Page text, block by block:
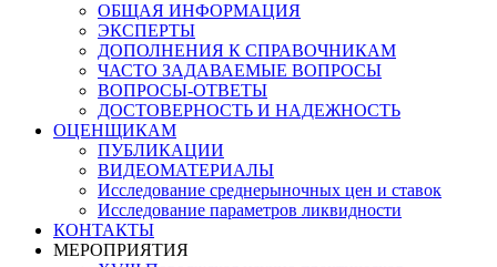
ОБЩАЯ ИНФОРМАЦИЯ
ЭКСПЕРТЫ
ДОПОЛНЕНИЯ К СПРАВОЧНИКАМ
ЧАСТО ЗАДАВАЕМЫЕ ВОПРОСЫ
ВОПРОСЫ-ОТВЕТЫ
ДОСТОВЕРНОСТЬ И НАДЕЖНОСТЬ
ОЦЕНЩИКАМ
ПУБЛИКАЦИИ
ВИДЕОМАТЕРИАЛЫ
Исследование среднерыночных цен и ставок
Исследование параметров ликвидности
КОНТАКТЫ
МЕРОПРИЯТИЯ